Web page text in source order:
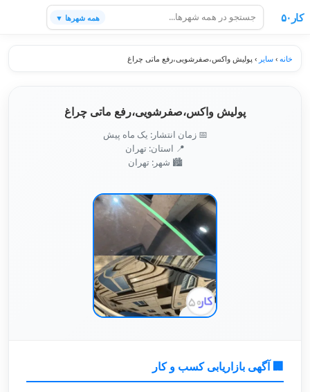
کار۵۰ همه شهرها ▼
خانه › سایر › پولیش واکس،صفرشویی،رفع ماتی چراغ
پولیش واکس،صفرشویی،رفع ماتی چراغ
📅 زمان انتشار: یک ماه پیش
📍 استان: تهران
🏙️ شهر: تهران
🏢 آگهی بازاریابی کسب و کار